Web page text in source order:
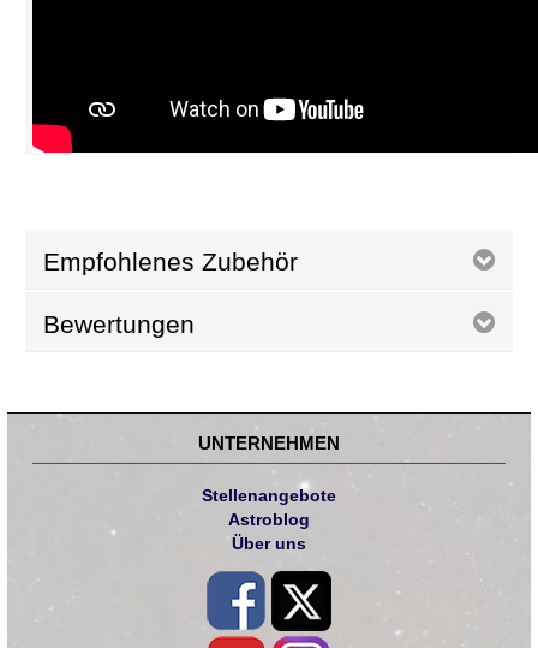
Empfohlenes Zubehör
Bewertungen
UNTERNEHMEN
Stellenangebote
Astroblog
Über uns